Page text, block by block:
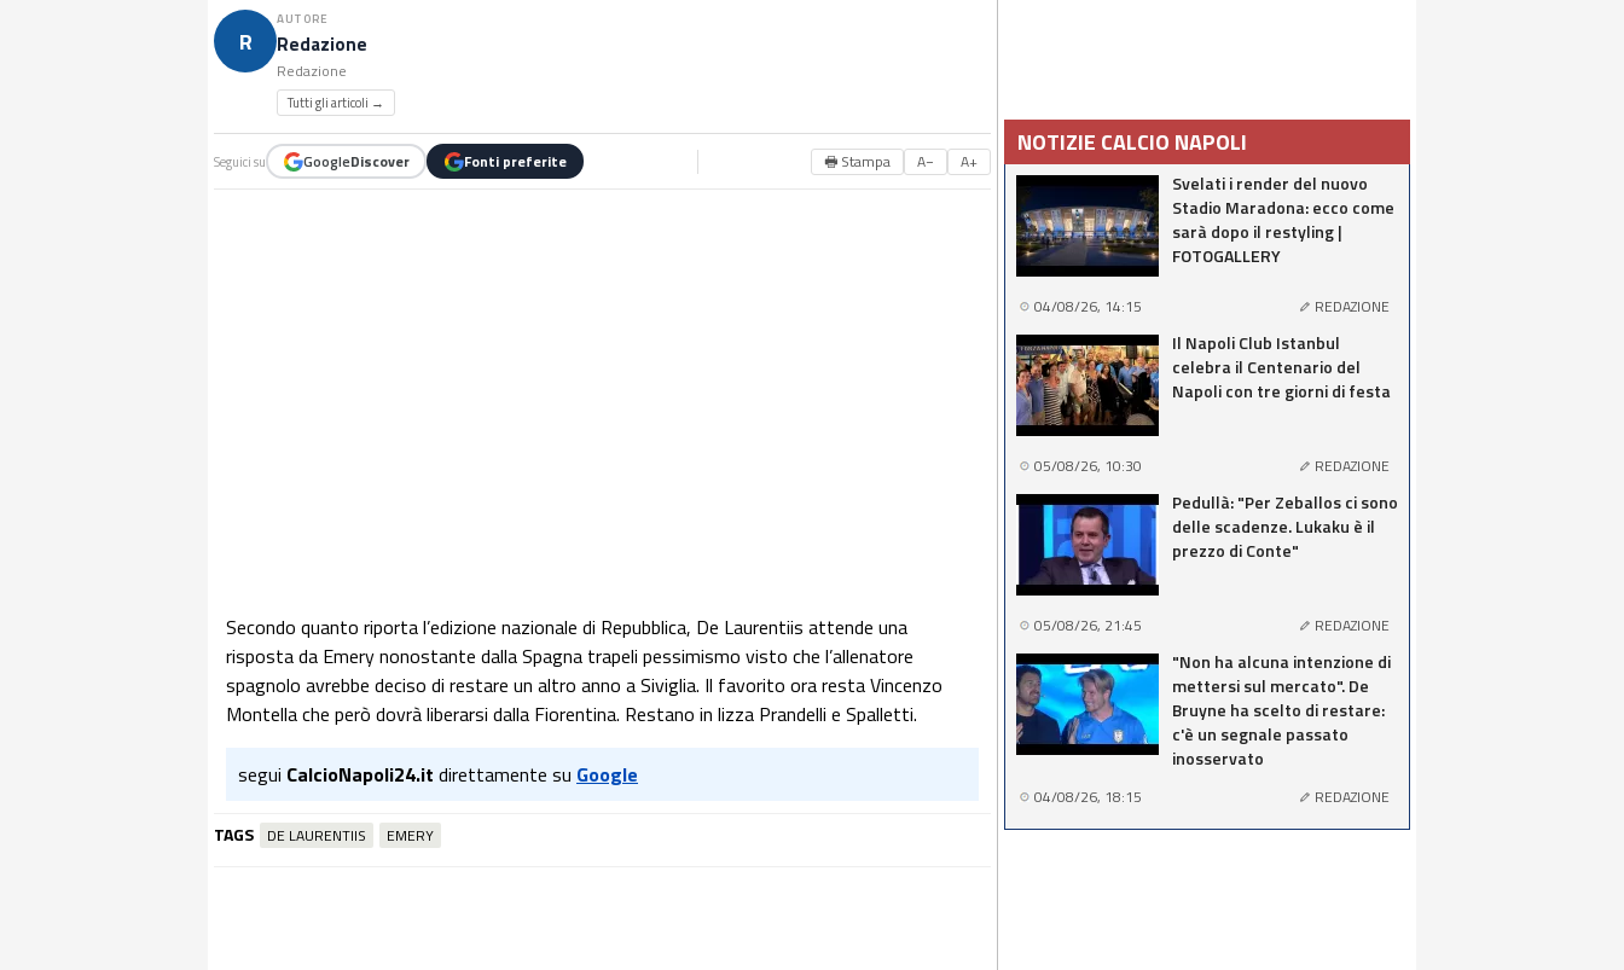
R
AUTORE
Redazione
Redazione
Tutti gli articoli →
Seguici su GoogleDiscover Fonti preferite 🖶 Stampa A− A+
Secondo quanto riporta l’edizione nazionale di Repubblica, De Laurentiis attende una
risposta da Emery nonostante dalla Spagna trapeli pessimismo visto che l’allenatore
spagnolo avrebbe deciso di restare un altro anno a Siviglia. Il favorito ora resta Vincenzo
Montella che però dovrà liberarsi dalla Fiorentina. Restano in lizza Prandelli e Spalletti.
segui CalcioNapoli24.it direttamente su Google
TAGS DE LAURENTIIS EMERY
NOTIZIE CALCIO NAPOLI
Svelati i render del nuovo
Stadio Maradona: ecco come
sarà dopo il restyling |
FOTOGALLERY
04/08/26, 14:15 REDAZIONE
Il Napoli Club Istanbul
celebra il Centenario del
Napoli con tre giorni di festa
05/08/26, 10:30 REDAZIONE
Pedullà: "Per Zeballos ci sono
delle scadenze. Lukaku è il
prezzo di Conte"
05/08/26, 21:45 REDAZIONE
"Non ha alcuna intenzione di
mettersi sul mercato". De
Bruyne ha scelto di restare:
c'è un segnale passato
inosservato
04/08/26, 18:15 REDAZIONE